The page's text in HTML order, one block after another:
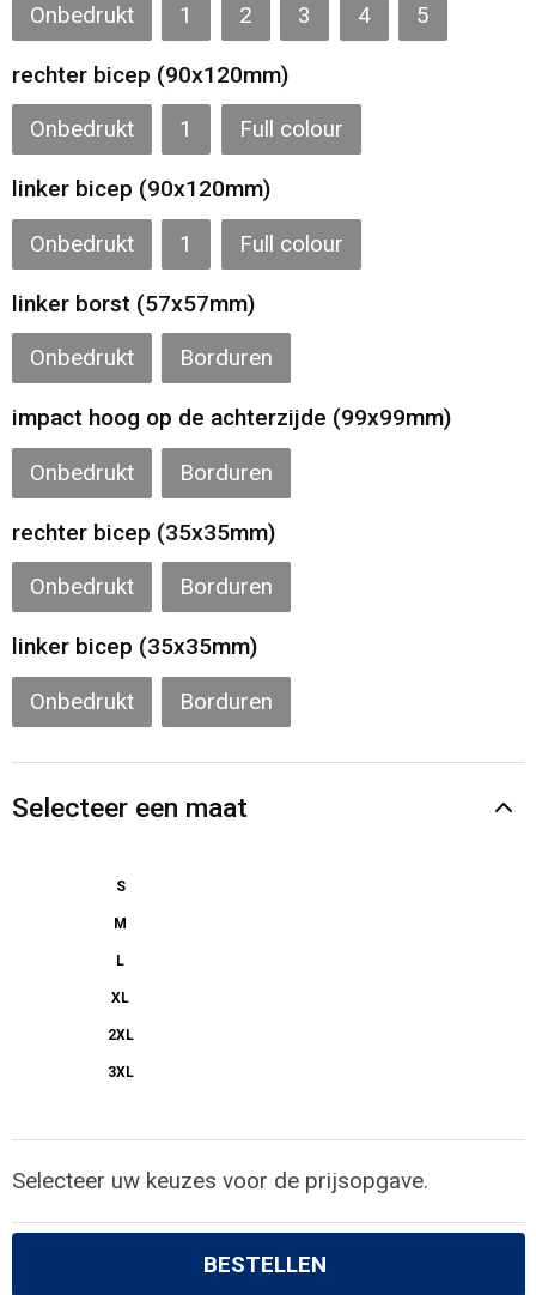
Onbedrukt 1 2 3 4 5
rechter bicep (90x120mm)
Onbedrukt 1 Full colour
linker bicep (90x120mm)
Onbedrukt 1 Full colour
linker borst (57x57mm)
Onbedrukt Borduren
impact hoog op de achterzijde (99x99mm)
Onbedrukt Borduren
rechter bicep (35x35mm)
Onbedrukt Borduren
linker bicep (35x35mm)
Onbedrukt Borduren
Selecteer een maat
S
M
L
XL
2XL
3XL
Selecteer uw keuzes voor de prijsopgave.
BESTELLEN